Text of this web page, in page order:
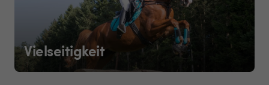
Vielseitigkeit